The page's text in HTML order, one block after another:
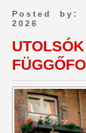
Posted by:
2026